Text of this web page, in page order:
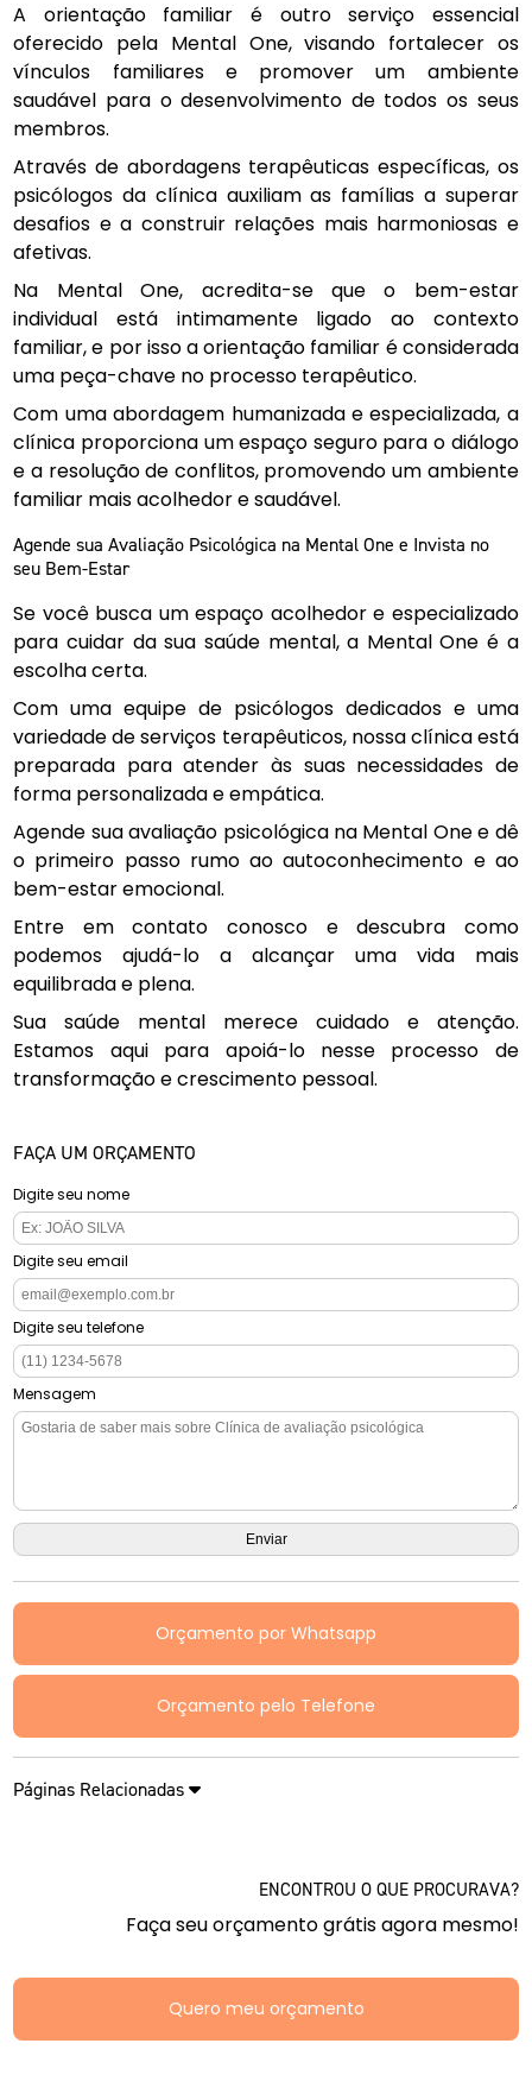
A orientação familiar é outro serviço essencial
oferecido pela Mental One, visando fortalecer os
vínculos familiares e promover um ambiente
saudável para o desenvolvimento de todos os seus
membros.
Através de abordagens terapêuticas específicas, os
psicólogos da clínica auxiliam as famílias a superar
desafios e a construir relações mais harmoniosas e
afetivas.
Na Mental One, acredita-se que o bem-estar
individual está intimamente ligado ao contexto
familiar, e por isso a orientação familiar é considerada
uma peça-chave no processo terapêutico.
Com uma abordagem humanizada e especializada, a
clínica proporciona um espaço seguro para o diálogo
e a resolução de conflitos, promovendo um ambiente
familiar mais acolhedor e saudável.
Agende sua Avaliação Psicológica na Mental One e Invista no
seu Bem-Estar
Se você busca um espaço acolhedor e especializado
para cuidar da sua saúde mental, a Mental One é a
escolha certa.
Com uma equipe de psicólogos dedicados e uma
variedade de serviços terapêuticos, nossa clínica está
preparada para atender às suas necessidades de
forma personalizada e empática.
Agende sua avaliação psicológica na Mental One e dê
o primeiro passo rumo ao autoconhecimento e ao
bem-estar emocional.
Entre em contato conosco e descubra como
podemos ajudá-lo a alcançar uma vida mais
equilibrada e plena.
Sua saúde mental merece cuidado e atenção.
Estamos aqui para apoiá-lo nesse processo de
transformação e crescimento pessoal.
FAÇA UM ORÇAMENTO
Digite seu nome
Digite seu email
Digite seu telefone
Mensagem
Orçamento por Whatsapp
Orçamento pelo Telefone
Páginas Relacionadas
ENCONTROU O QUE PROCURAVA?
Faça seu orçamento grátis agora mesmo!
Quero meu orçamento